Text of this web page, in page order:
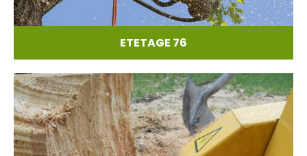
ETETAGE 76